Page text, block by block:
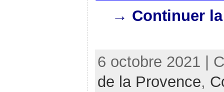
→ Continuer
6 octobre 2021 |
de la Provence,